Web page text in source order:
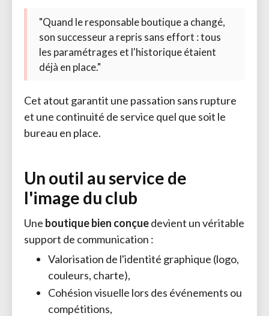
"Quand le responsable boutique a changé,
son successeur a repris sans effort : tous
les paramétrages et l'historique étaient
déjà en place."
Cet atout garantit une passation sans rupture
et une continuité de service quel que soit le
bureau en place.
Un outil au service de
l'image du club
Une boutique bien conçuedevient un véritable
support de communication :
Valorisation de l'identité graphique (logo,
couleurs, charte),
Cohésion visuelle lors des événements ou
compétitions,